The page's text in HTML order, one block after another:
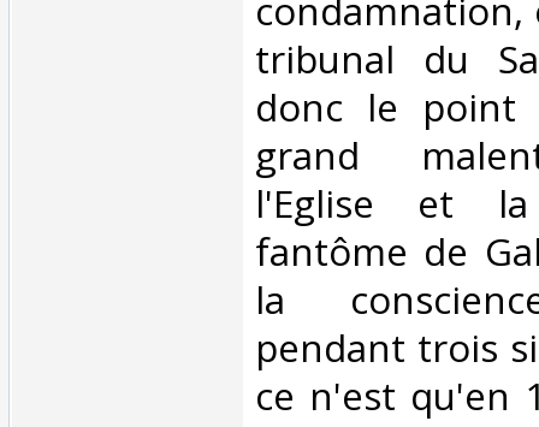
condamnation,
tribunal du
donc le point
grand
l'Eglise et
fantôme de
la
pendant trois
ce n'est qu'en